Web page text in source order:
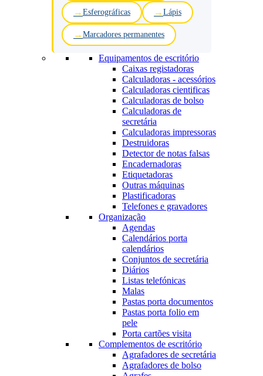
Esferográficas Lápis
Marcadores permanentes
Equipamentos de escritório
Caixas registadoras
Calculadoras - acessórios
Calculadoras cientificas
Calculadoras de bolso
Calculadoras de
secretária
Calculadoras impressoras
Destruidoras
Detector de notas falsas
Encadernadoras
Etiquetadoras
Outras máquinas
Plastificadoras
Telefones e gravadores
Organização
Agendas
Calendários porta
calendários
Conjuntos de secretária
Diários
Listas telefónicas
Malas
Pastas porta documentos
Pastas porta folio em
pele
Porta cartões visita
Complementos de escritório
Agrafadores de secretária
Agrafadores de bolso